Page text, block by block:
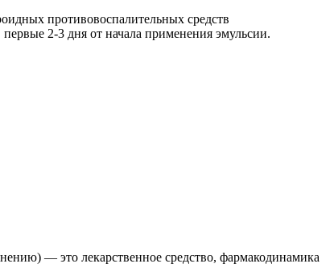
противовоспалительных средств
2-3 дня от начала применения эмульсии.
— это лекарственное средство, фармакодинамика